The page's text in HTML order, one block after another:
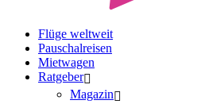
Flüge weltweit
Pauschalreisen
Mietwagen
Ratgeber
Magazin